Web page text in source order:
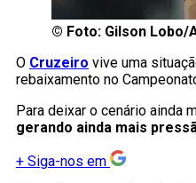
© Foto: Gilson Lobo/
O Cruzeiro vive uma
rebaixamento no
Para deixar o cenário ainda
gerando ainda mais
+ Siga-nos em